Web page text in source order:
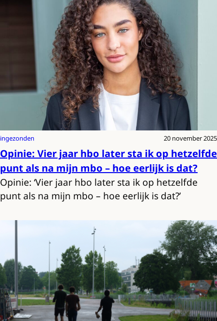
ingezonden 20 november 2025
Opinie: Vier jaar hbo later sta ik op hetzelfde
punt als na mijn mbo – hoe eerlijk is dat?
Opinie: ‘Vier jaar hbo later sta ik op hetzelfde
punt als na mijn mbo – hoe eerlijk is dat?’